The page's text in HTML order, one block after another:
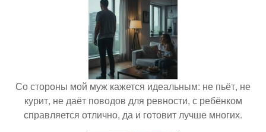
Со стороны мой муж кажется идеальным: не пьёт, не
курит, не даёт поводов для ревности, с ребёнком
справляется отлично, да и готовит лучше многих.